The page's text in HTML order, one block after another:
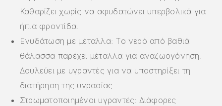
Καθαρίζει χωρίς να αφυδατώνει υπερβολικά για
ήπια φροντίδα.
Ενυδάτωση με μέταλλα: Το νερό από βαθιά
θάλασσα παρέχει μέταλλα για αναζωογόνηση.
Δουλεύει με υγραντές για να υποστηρίξει τη
διατήρηση της υγρασίας.
Στρωματοποιημένοι υγραντές: Διάφορες